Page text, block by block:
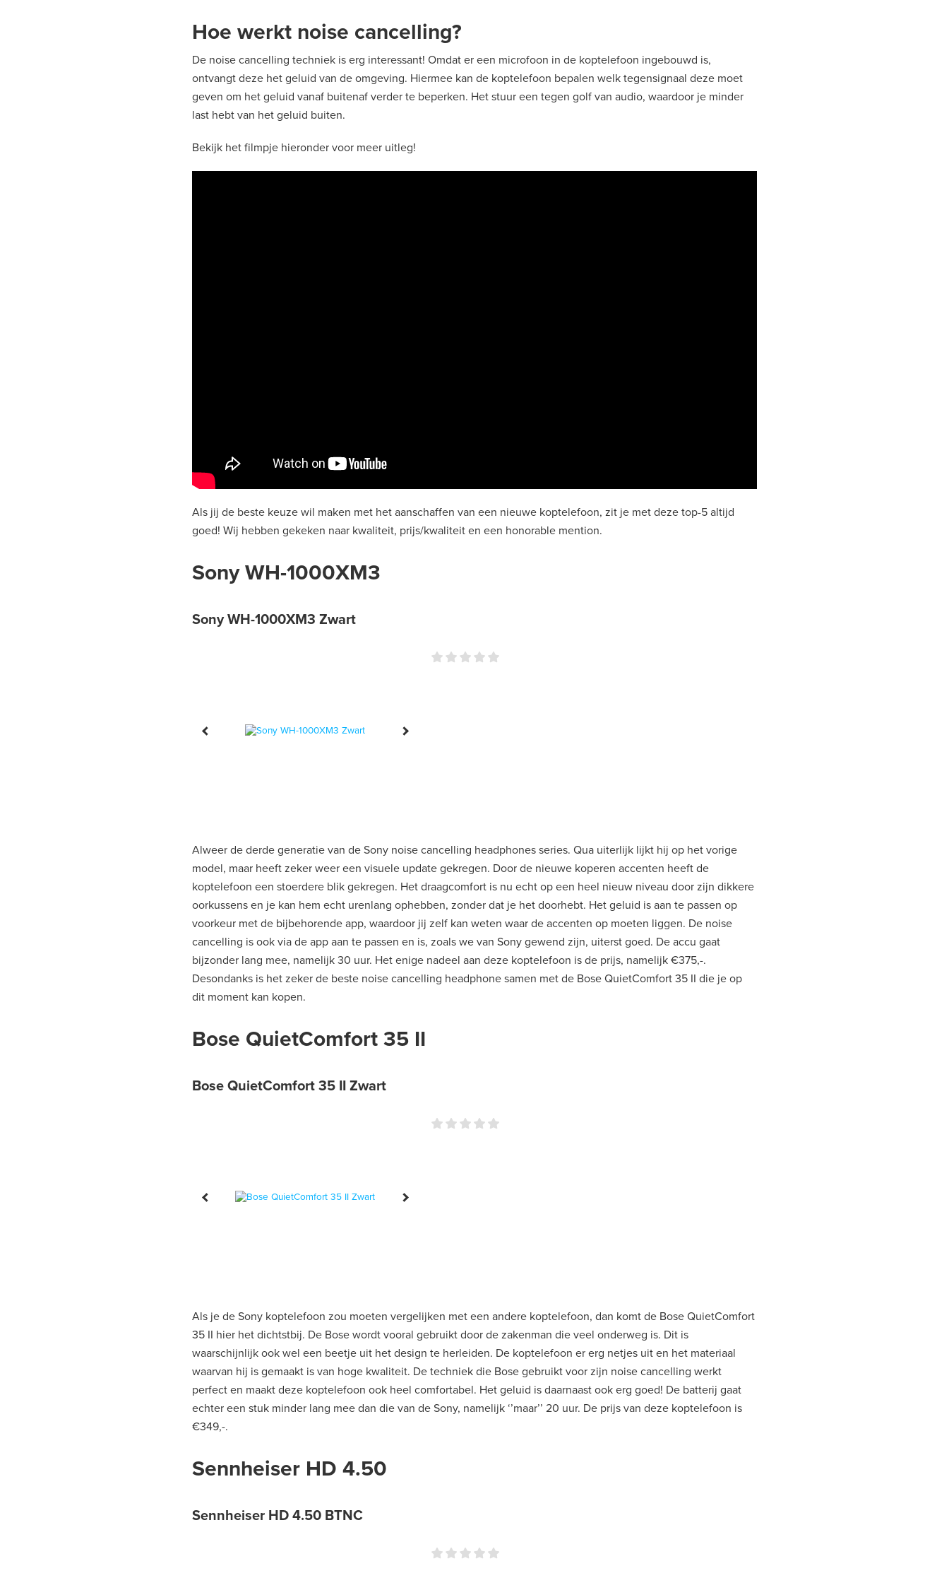
Hoe werkt noise cancelling?
De noise cancelling techniek is erg interessant! Omdat er een microfoon in de koptelefoon ingebouwd is,
ontvangt deze het geluid van de omgeving. Hiermee kan de koptelefoon bepalen welk tegensignaal deze moet
geven om het geluid vanaf buitenaf verder te beperken. Het stuur een tegen golf van audio, waardoor je minder
last hebt van het geluid buiten.
Bekijk het filmpje hieronder voor meer uitleg!
Als jij de beste keuze wil maken met het aanschaffen van een nieuwe koptelefoon, zit je met deze top-5 altijd
goed! Wij hebben gekeken naar kwaliteit, prijs/kwaliteit en een honorable mention.
Sony WH-1000XM3
Sony WH-1000XM3 Zwart
Alweer de derde generatie van de Sony noise cancelling headphones series. Qua uiterlijk lijkt hij op het vorige
model, maar heeft zeker weer een visuele update gekregen. Door de nieuwe koperen accenten heeft de
koptelefoon een stoerdere blik gekregen. Het draagcomfort is nu echt op een heel nieuw niveau door zijn dikkere
oorkussens en je kan hem echt urenlang ophebben, zonder dat je het doorhebt. Het geluid is aan te passen op
voorkeur met de bijbehorende app, waardoor jij zelf kan weten waar de accenten op moeten liggen. De noise
cancelling is ook via de app aan te passen en is, zoals we van Sony gewend zijn, uiterst goed. De accu gaat
bijzonder lang mee, namelijk 30 uur. Het enige nadeel aan deze koptelefoon is de prijs, namelijk €375,-.
Desondanks is het zeker de beste noise cancelling headphone samen met de Bose QuietComfort 35 II die je op
dit moment kan kopen.
Bose QuietComfort 35 II
Bose QuietComfort 35 II Zwart
Als je de Sony koptelefoon zou moeten vergelijken met een andere koptelefoon, dan komt de Bose QuietComfort
35 II hier het dichtstbij. De Bose wordt vooral gebruikt door de zakenman die veel onderweg is. Dit is
waarschijnlijk ook wel een beetje uit het design te herleiden. De koptelefoon er erg netjes uit en het materiaal
waarvan hij is gemaakt is van hoge kwaliteit. De techniek die Bose gebruikt voor zijn noise cancelling werkt
perfect en maakt deze koptelefoon ook heel comfortabel. Het geluid is daarnaast ook erg goed! De batterij gaat
echter een stuk minder lang mee dan die van de Sony, namelijk ‘’maar’’ 20 uur. De prijs van deze koptelefoon is
€349,-.
Sennheiser HD 4.50
Sennheiser HD 4.50 BTNC